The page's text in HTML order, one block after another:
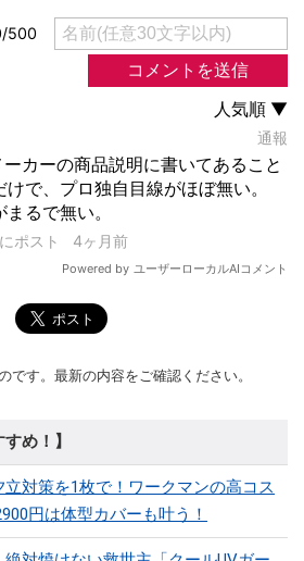
です。最新の内容をご確認ください。
め！】
対策を1枚で！ワークマンの高コス
円は体型カバーも叶う！